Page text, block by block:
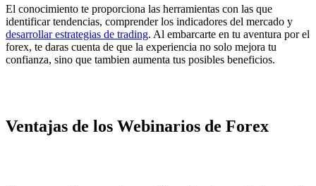
El conocimiento te proporciona las herramientas con las que
identificar tendencias, comprender los indicadores del mercado y
desarrollar estrategias de trading. Al embarcarte en tu aventura por el
forex, te daras cuenta de que la experiencia no solo mejora tu
confianza, sino que tambien aumenta tus posibles beneficios.
Ventajas de los Webinarios de Forex